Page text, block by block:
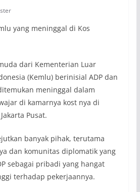
yang meninggal di Kos
dari Kementerian Luar
(Kemlu) berinisial ADP dan
meninggal dalam
di kamarnya kost nya di
Pusat.
banyak pihak, terutama
dan komunitas diplomatik yang
sebagai pribadi yang hangat
terhadap pekerjaannya.